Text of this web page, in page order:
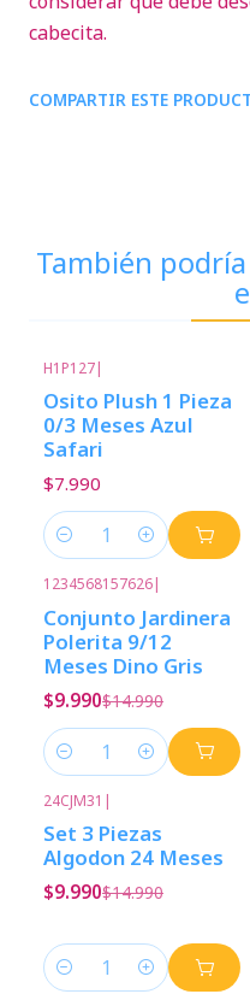
cabecita.
COMPARTIR ESTE
También
H1P127|
Osito Plush 1 Pieza
0/3 Meses Azul
Safari
$7.990
Cantidad
1234568157626|
Conjunto Jardinera
Polerita 9/12
Meses Dino Gris
$9.990$14.990
Cantidad
24CJM31 |
Set 3 Piezas
Algodon 24 Meses
$9.990$14.990
Cantidad